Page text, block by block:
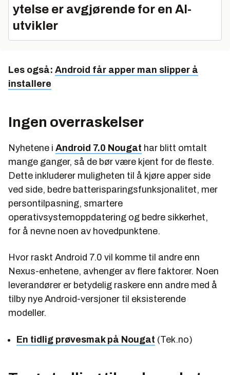
ytelse er avgjørende for en AI-
utvikler
Les også: Android får apper man slipper å
installere
Ingen overraskelser
Nyhetene i Android 7.0 Nougat har blitt omtalt
mange ganger, så de bør være kjent for de fleste.
Dette inkluderer muligheten til å kjøre apper side
ved side, bedre batterisparingsfunksjonalitet, mer
persontilpasning, smartere
operativsystemoppdatering og bedre sikkerhet,
for å nevne noen av hovedpunktene.
Hvor raskt Android 7.0 vil komme til andre enn
Nexus-enhetene, avhenger av flere faktorer. Noen
leverandører er betydelig raskere enn andre med å
tilby nye Android-versjoner til eksisterende
modeller.
En tidlig prøvesmak på Nougat (Tek.no)